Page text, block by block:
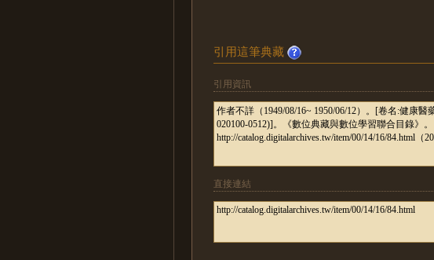
引用這筆典藏
引用資訊
直接連結